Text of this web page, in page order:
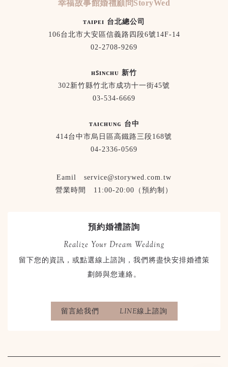
幸福故事館婚禮顧問StoryWed
ᴛᴀɪᴘᴇɪ 台北總公司
106台北市大安區信義路四段6號14F-14
02-2708-9269
ʜꜱɪɴᴄʜᴜ 新竹
302新竹縣竹北市成功十一街45號
03-534-6669
ᴛᴀɪᴄʜᴜɴɢ 台中
414台中市烏日區高鐵路三段168號
04-2336-0569
Eamil service@storywed.com.tw
營業時間 11:00-20:00（預約制）
預約婚禮諮詢
Realize Your Dream Wedding
留下您的資訊，或點選線上諮詢，我們將盡快安排婚禮策
劃師與您連絡。
留言給我們 LINE線上諮詢